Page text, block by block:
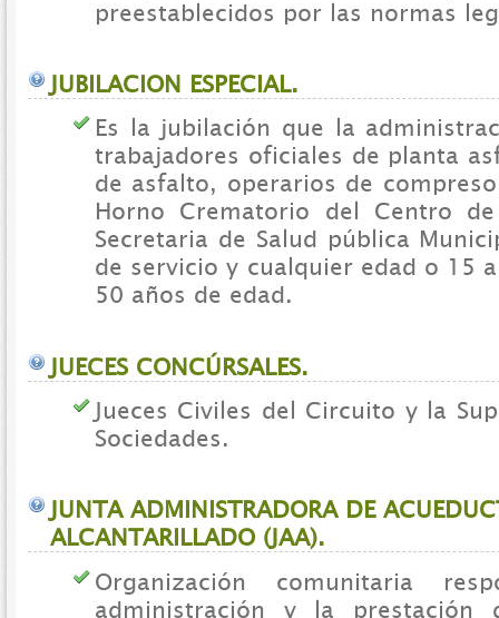
preestablecidos por las normas
JUBILACION ESPECIAL.
Es la jubilación que la
trabajadores oficiales de planta
de asfalto, operarios de
Horno Crematorio del Centro
Secretaria de Salud pública
de servicio y cualquier edad o 15
50 años de edad.
JUECES CONCÚRSALES.
Jueces Civiles del Circuito y la
Sociedades.
JUNTA ADMINISTRADORA DE
ALCANTARILLADO (JAA).
Organización comunitaria
administración y la prestación